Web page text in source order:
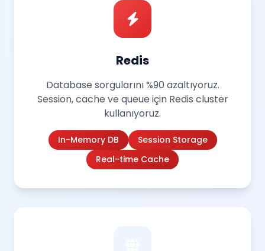
Redis
Database sorgularını %90 azaltıyoruz.
Session, cache ve queue için Redis cluster
kullanıyoruz.
In-Memory DB
Session Storage
Real-time Cache